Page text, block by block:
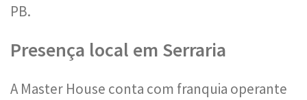
PB.
Presença local em Serraria
A Master House conta com franquia operante